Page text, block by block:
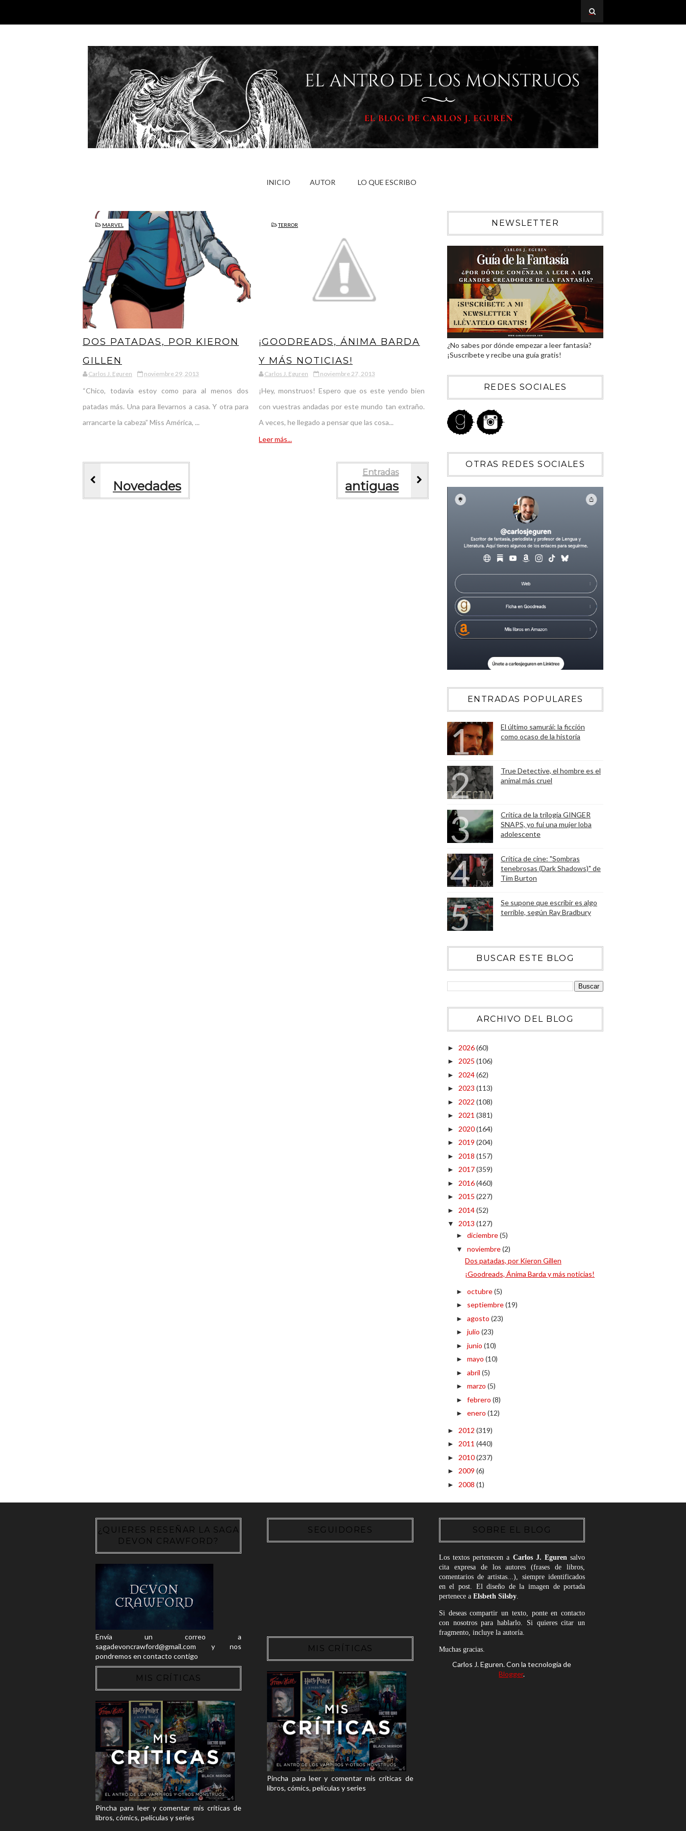
INICIO AUTOR LO QUE ESCRIBO
MARVEL
DOS PATADAS, POR KIERON
GILLEN
Carlos J. Eguren noviembre 29, 2013
“Chico, todavía estoy como para al menos dos
patadas más. Una para llevarnos a casa. Y otra para
arrancarte la cabeza” Miss América, ...
TERROR
¡GOODREADS, ÁNIMA BARDA
Y MÁS NOTICIAS!
Carlos J. Eguren noviembre 27, 2013
¡Hey, monstruos! Espero que os este yendo bien
con vuestras andadas por este mundo tan extraño.
A veces, he llegado a pensar que las cosa...
Leer más...
Novedades
Entradas
antiguas
NEWSLETTER
¿No sabes por dónde empezar a leer fantasía?
¡Suscríbete y recibe una guía gratis!
REDES SOCIALES
OTRAS REDES SOCIALES
ENTRADAS POPULARES
El último samurái: la ficción
como ocaso de la historia
True Detective, el hombre es el
animal más cruel
Crítica de la trilogía GINGER
SNAPS, yo fui una mujer loba
adolescente
Crítica de cine: "Sombras
tenebrosas (Dark Shadows)" de
Tim Burton
Se supone que escribir es algo
terrible, según Ray Bradbury
BUSCAR ESTE BLOG
ARCHIVO DEL BLOG
► 2026(60)
► 2025 (106)
► 2024(62)
► 2023 (113)
► 2022 (108)
► 2021 (381)
► 2020(164)
► 2019 (204)
► 2018 (157)
► 2017(359)
► 2016(460)
► 2015 (227)
► 2014(52)
▼ 2013 (127)
► diciembre(5)
▼ noviembre(2)
Dos patadas, por Kieron Gillen
¡Goodreads, Ánima Barda y más noticias!
► octubre(5)
► septiembre(19)
► agosto (23)
► julio (23)
► junio (10)
► mayo (10)
► abril (5)
► marzo (5)
► febrero (8)
► enero (12)
► 2012 (319)
► 2011 (440)
► 2010(237)
► 2009 (6)
► 2008 (1)
¿QUIERES RESEÑAR LA SAGA
DEVON CRAWFORD?
Envía un correo a
sagadevoncrawford@gmail.com y nos
pondremos en contacto contigo
MIS CRÍTICAS
Pincha para leer y comentar mis críticas de
libros, cómics, películas y series
SEGUIDORES
MIS CRÍTICAS
Pincha para leer y comentar mis críticas de
libros, cómics, películas y series
SOBRE EL BLOG
Los textos pertenecen a Carlos J. Egurensalvo
cita expresa de los autores (frases de libros,
comentarios de artistas...), siempre identificados
en el post. El diseño de la imagen de portada
pertenece a Elsbeth Silsby.
Si deseas compartir un texto, ponte en contacto
con nosotros para hablarlo. Si quieres citar un
fragmento, incluye la autoría.
Muchas gracias.
Carlos J. Eguren. Con la tecnología de
Blogger.